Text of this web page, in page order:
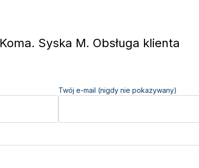
Koma. Syska M. Obsługa klienta
Twój e-mail (nigdy nie pokazywany)